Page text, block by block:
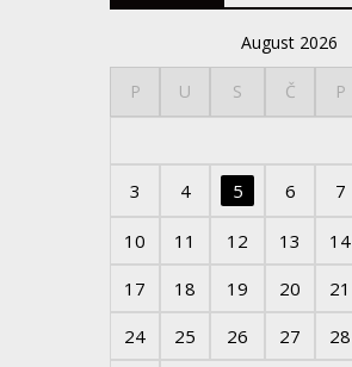
August 2026
P U S Č P
3 4 5 6 7
10 11 12 13 14
17
18 19 20 21
24
25 26 27 28